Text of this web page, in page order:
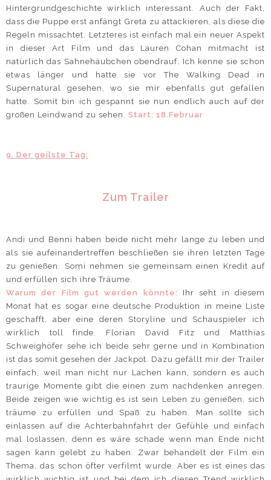
Hintergrundgeschichte wirklich interessant. Auch der Fakt,
dass die Puppe erst anfängt Greta zu attackieren, als diese die
Regeln missachtet. Letzteres ist einfach mal ein neuer Aspekt
in dieser Art Film und das Lauren Cohan mitmacht ist
natürlich das Sahnehäubchen obendrauf. Ich kenne sie schon
etwas länger und hatte sie vor The Walking Dead in
Supernatural gesehen, wo sie mir ebenfalls gut gefallen
hatte. Somit bin ich gespannt sie nun endlich auch auf der
großen Leindwand zu sehen.
Start: 18.Februar
9. Der geilste Tag:
Zum Trailer
Andi und Benni haben beide nicht mehr lange zu leben und
als sie aufeinandertreffen beschließen sie ihren letzten Tage
zu genießen. Somi nehmen sie gemeinsam einen Kredit auf
und erfüllen sich ihre Träume.
Warum der Film gut werden könnte:
Ihr seht in diesem
Monat hat es sogar eine deutsche Produktion in meine Liste
geschafft, aber eine deren Storyline und Schauspieler ich
wirklich toll finde. Florian David Fitz und Matthias
Schweighöfer sehe ich beide sehr gerne und in Kombination
ist das somit gesehen der Jackpot. Dazu gefällt mir der Trailer
einfach, weil man nicht nur Lachen kann, sondern es auch
traurige Momente gibt die einen zum nachdenken anregen.
Beide zeigen wie wichtig es ist sein Leben zu genießen, sich
träume zu erfüllen und Spaß zu haben. Man sollte sich
einlassen auf die Achterbahnfahrt der Gefühle und einfach
mal loslassen, denn es wäre schade wenn man Ende nicht
sagen kann gelebt zu haben. Zwar behandelt der Film ein
Thema, das schon öfter verfilmt wurde. Aber es ist eines das